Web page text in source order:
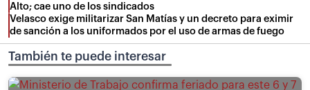
Alto; cae uno de los sindicados
Velasco exige militarizar San Matías y un decreto para eximir
de sanción a los uniformados por el uso de armas de fuego
También te puede interesar